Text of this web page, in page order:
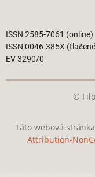
ISSN 2585-7061 (online)
ISSN 0046-385X
EV 3290/0
©
Táto webová
Attribution-